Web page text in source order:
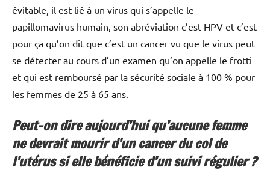
évitable, il est lié à un virus qui s’appelle le
papillomavirus humain, son abréviation c’est HPV et c’est
pour ça qu’on dit que c’est un cancer vu que le virus peut
se détecter au cours d’un examen qu’on appelle le frotti
et qui est remboursé par la sécurité sociale à 100 % pour
les femmes de 25 à 65 ans.
Peut-on dire aujourd’hui qu’aucune femme
ne devrait mourir d’un cancer du col de
l’utérus si elle bénéficie d’un suivi régulier ?